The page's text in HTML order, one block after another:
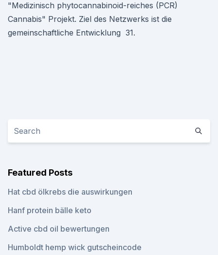
"Medizinisch phytocannabinoid-reiches (PCR)
Cannabis" Projekt. Ziel des Netzwerks ist die
gemeinschaftliche Entwicklung 31.
Featured Posts
Hat cbd ölkrebs die auswirkungen
Hanf protein bälle keto
Active cbd oil bewertungen
Humboldt hemp wick gutscheincode